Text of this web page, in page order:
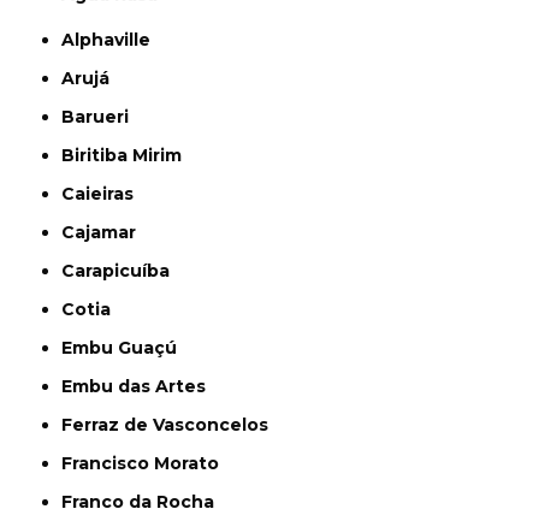
Alphaville
Arujá
Barueri
Biritiba Mirim
Caieiras
Cajamar
Carapicuíba
Cotia
Embu Guaçú
Embu das Artes
Ferraz de Vasconcelos
Francisco Morato
Franco da Rocha